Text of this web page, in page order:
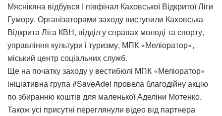
Мяснікяна відбувся І півфінал Каховської Відкритої Ліги
Гумору. Організаторами заходу виступили Каховська
Відкрита Ліга КВН, відділ у справах молоді та спорту,
управління культури і туризму, МПК «Меліоратор»,
міський центр соціальних служб.
Ще на початку заходу у вестибюлі МПК «Меліоратор»
ініціативна група #SaveAdel провела благодійну акцію
по збиранню коштів для маленької Аделіни Мотенко.
Також усі присутні переглянули відео від партнера